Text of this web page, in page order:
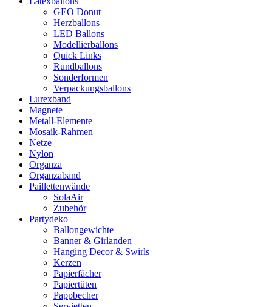
GEO Donut
Herzballons
LED Ballons
Modellierballons
Quick Links
Rundballons
Sonderformen
Verpackungsballons
Lurexband
Magnete
Metall-Elemente
Mosaik-Rahmen
Netze
Nylon
Organza
Organzaband
Paillettenwände
SolaAir
Zubehör
Partydeko
Ballongewichte
Banner & Girlanden
Hanging Decor & Swirls
Kerzen
Papierfächer
Papiertüten
Pappbecher